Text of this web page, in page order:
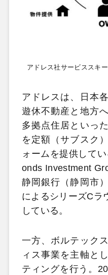
アドレス社サービススキ
アドレスは、日本
遊休不動産と地方
多拠点住居といっ
を定額（サブスク
ォームを提供して
onds Investment
静岡銀行（静岡市
によるシリーズCラ
している。
一方、ボルテック
ィス事業を主軸と
ティングを行う。